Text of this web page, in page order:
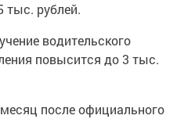
тыс. рублей.
водительского
повысится до 3 тыс.
после официального